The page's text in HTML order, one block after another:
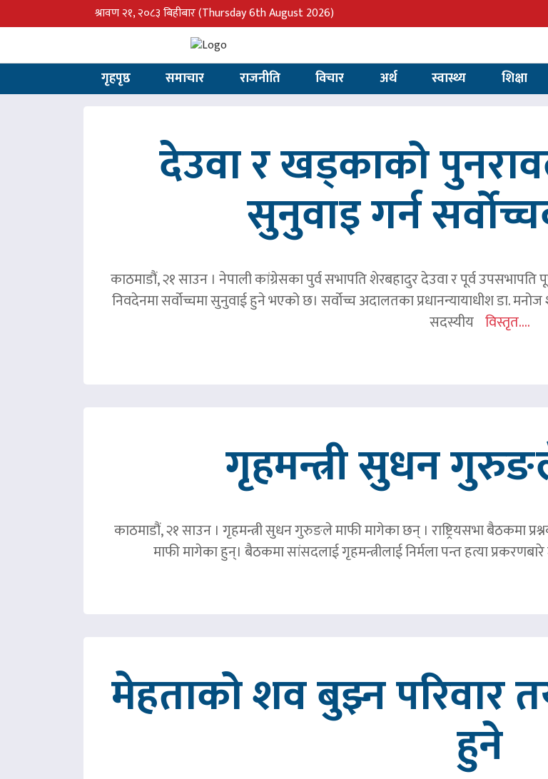
श्रावण २१, २०८३ बिहीबार(Thursday 6th August 2026)
गृहपृष्ठ समाचार राजनीति विचार अर्थ स्वास्थ्य शिक्षा
देउवा र खड्काको
सुनुवाइ गर्न
काठमाडौं, २१ साउन । नेपाली कांग्रेसका पुर्व सभापति शेरबहादुर देउवा र पूर्व
निवदेनमा सर्वोच्चमा सुनुवाई हुने भएको छ। सर्वोच्च अदालतका प्रधानन्यायाधीश डा. मनोज
सदस्यीय विस्तृत....
गृहमन्त्री सुधन
काठमाडौं, २१ साउन । गृहमन्त्री सुधन गुरुङले माफी मागेका छन् । राष्ट्रियसभा बैठकमा
माफी मागेका हुन्। बैठकमा सांसदलाई गृहमन्त्रीलाई निर्मला पन्त हत्या
मेहताको शव बुझ्न परिवार
हुने